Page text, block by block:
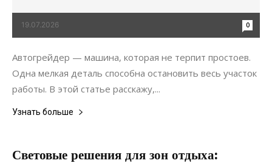
19.07.2026 0
Автогрейдер — машина, которая не терпит простоев.
Одна мелкая деталь способна остановить весь участок
работы. В этой статье расскажу,...
Узнать больше
Световые решения для зон отдыха: